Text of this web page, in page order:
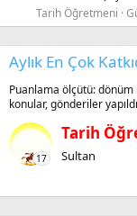
Tarih Öğretmeni
Aylık En Çok
Puanlama ölçütü: dönüm
konular, gönderiler
17
Tarih
Sultan